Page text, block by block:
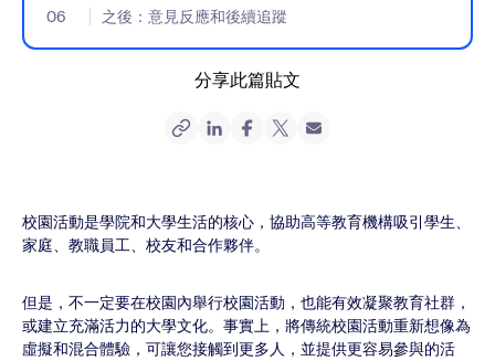
06
之後：意見反應和後續追蹤
- Jumplink to 之後：意見反應和後續追蹤
分享此篇貼文
校園活動是學院和大學生活的核心，協助高等教育機構吸引學生、
家庭、教職員工、校友和合作夥伴。
但是，不一定要在校園內舉行校園活動，也能有效凝聚教育社群，
或建立充滿活力的大學文化。事實上，將傳統校園活動重新想像為
虛擬和混合體驗，可讓您接觸到更多人，並提供更容易參與的活